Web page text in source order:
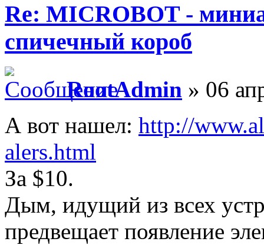
Re: MICROBOT -
спичечный короб
RootAdmin » 06
А вот нашел: http://
alers.html
За $10.
Дым, идущий из всех
предвещает появление